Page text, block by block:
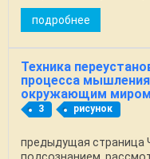
подробнее
Техника
процесса
окружающим миром
3 рисунок
предыдущая страница